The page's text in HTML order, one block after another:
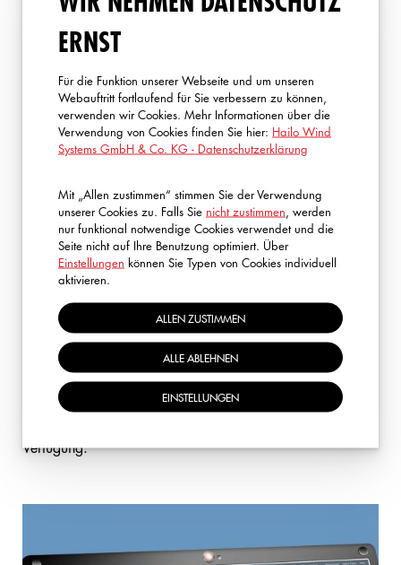
von überall aus bequem wichtige Sicherheitstrainings, wie
z. B. die Online-Trainings zur Bedienung der Hailo Wind
Systems Servicelifte, durchführen. Umfangreiche
Trainingsvideos und Zwischenprüfungen sorgen dabei für
einen nachhaltigen Lernerfolg. Mit unserem E-Learning
sparen Sie – insbesondere im Vergleich zu
Präsenztrainings – viel Zeit und Geld. Darüber hinaus
werden Sie umfangreich über bewährte Arbeits- und
der Lage sind Ihre eigene Arbeitssicherheit - wie auch die
Sicherheit anderer Personen - am Arbeitsplatz zu
gewährleisten.
viele nützliche Funktionen. So werden Sie automatisch
über neue Sicherheitsinformationen und vor dem Ablauf
ihrer Zertifikate informiert. Nach dem erfolgreichen
Abschluss eines Kurses stehen Ihnen darüber hinaus alle
Schulungsdokumente, wie z. B. Montageanleitungen oder
Verfügung.
ERNST
Für die Funktion unserer Webseite und um unseren
Webauftritt fortlaufend für Sie verbessern zu können,
verwenden wir Cookies. Mehr Informationen über die
Verwendung von Cookies finden Sie hier: Hailo Wind
Systems GmbH & Co. KG - Datenschutzerklärung
Mit „Allen zustimmen“ stimmen Sie der Verwendung
unserer Cookies zu. Falls Sie nicht zustimmen , werden
nur funktional notwendige Cookies verwendet und die
Seite nicht auf Ihre Benutzung optimiert. Über
Einstellungen können Sie Typen von Cookies individuell
aktivieren.
ALLEN ZUSTIMMEN
ALLE ABLEHNEN
EINSTELLUNGEN